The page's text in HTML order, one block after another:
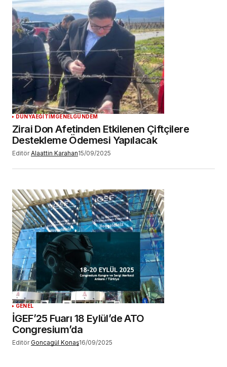
DÜNYAEĞİTİMGENELGÜNDEM
Zirai Don Afetinden Etkilenen Çiftçilere
Destekleme Ödemesi Yapılacak
Editör Alaattin Karahan15/09/2025
GENEL
İGEF’25 Fuarı 18 Eylül’de ATO
Congresium’da
Editör Goncagül Konaş16/09/2025